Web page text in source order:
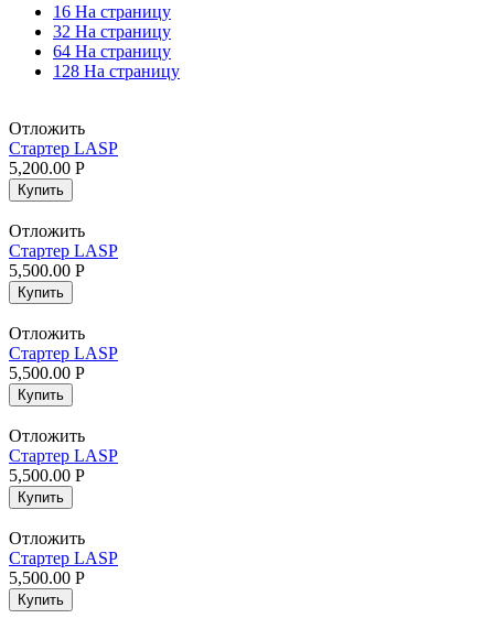
16 На страницу
32 На страницу
64 На страницу
128 На страницу
Отложить
Стартер LASP
5,200.00 Р
Купить
Отложить
Стартер LASP
5,500.00 Р
Купить
Отложить
Стартер LASP
5,500.00 Р
Купить
Отложить
Стартер LASP
5,500.00 Р
Купить
Отложить
Стартер LASP
5,500.00 Р
Купить